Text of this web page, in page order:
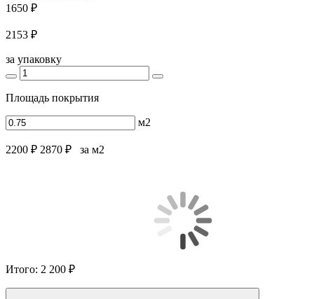
1650 ₽
2153 ₽
за упаковку
Площадь покрытия
м2
2200 ₽ 2870 ₽ за м2
Итого: 2 200 ₽